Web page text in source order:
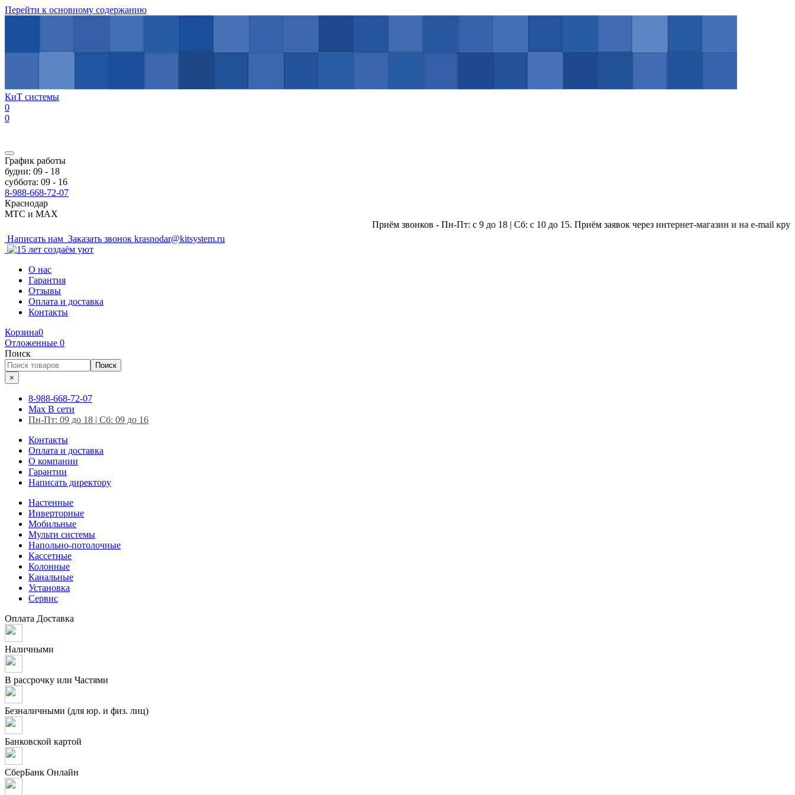
Перейти к основному содержанию
КиТ системы
0
0
График работы
будни: 09 - 18
суббота: 09 - 16
8-988-668-72-07
Краснодар
МТС и MAX
Приём звонков - Пн-Пт: с 9 до 18 | Сб: с 10 до 15. Приём заявок через интернет-магазин и на e-mail
Написать нам Заказать звонок krasnodar@kitsystem.ru
О нас
Гарантия
Отзывы
Оплата и доставка
Контакты
Корзина0
Отложенные 0
Поиск
Поиск
×
8-988-668-72-07
Max В сети
Пн-Пт: 09 до 18 | Сб: 09 до 16
Контакты
Оплата и доставка
О компании
Гарантии
Написать директору
Настенные
Инверторные
Мобильные
Мульти системы
Напольно-потолочные
Кассетные
Колонные
Канальные
Установка
Сервис
Оплата Доставка
Наличными
В рассрочку или Частями
Безналичными (для юр. и физ. лиц)
Банковской картой
СберБанк Онлайн